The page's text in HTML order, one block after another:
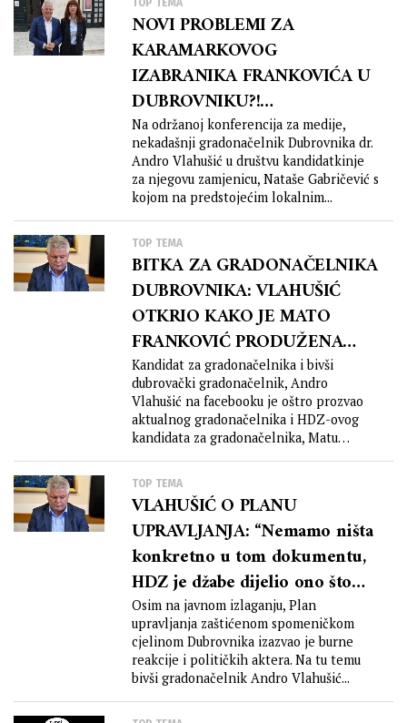
TOP TEMA
NOVI PROBLEMI ZA
KARAMARKOVOG
IZABRANIKA FRANKOVIĆA U
DUBROVNIKU?!
VLAHUŠIĆEVA PLATFORMA
“NAŠ GRAD” U NALETU!
Na održanoj konferencija za medije,
nekadašnji gradonačelnik Dubrovnika dr.
Andro Vlahušić u društvu kandidatkinje
za njegovu zamjenicu, Nataše Gabričević s
kojom na predstojećim lokalnim...
TOP TEMA
BITKA ZA GRADONAČELNIKA
DUBROVNIKA: VLAHUŠIĆ
OTKRIO KAKO JE MATO
FRANKOVIĆ PRODUŽENA
RUKA NEKRETNINSKE
MAFIJE?!
Kandidat za gradonačelnika i bivši
dubrovački gradonačelnik, Andro
Vlahušić na facebooku je oštro prozvao
aktualnog gradonačelnika i HDZ-ovog
kandidata za gradonačelnika, Matu
TOP TEMA
VLAHUŠIĆ O PLANU
UPRAVLJANJA: “Nemamo ništa
konkretno u tom dokumentu,
HDZ je džabe dijelio ono što
Gradu donosi profit”
Osim na javnom izlaganju, Plan
upravljanja zaštićenom spomeničkom
cjelinom Dubrovnika izazvao je burne
reakcije i političkih aktera. Na tu temu
bivši gradonačelnik Andro Vlahušić...